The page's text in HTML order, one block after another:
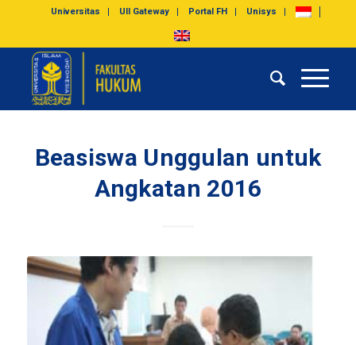
Universitas UII Gateway Portal FH Unisys
Beasiswa Unggulan untuk
Angkatan 2016